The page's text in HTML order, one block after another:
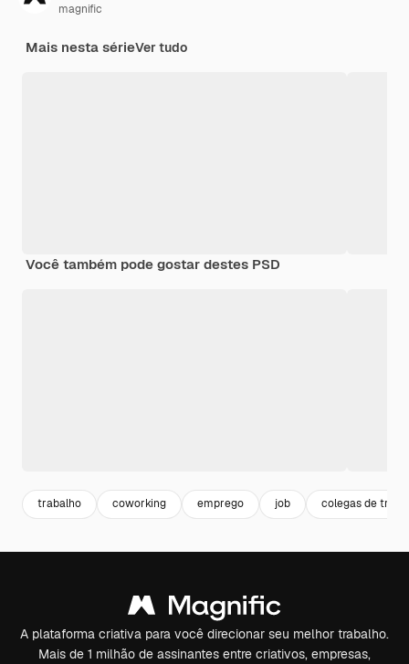
magnific
Mais nesta sérieVer tudo
Você também pode gostar destes PSD
trabalho coworking emprego job colegas de
A plataforma criativa para você direcionar seu melhor trabalho.
Mais de 1 milhão de assinantes entre criativos, empresas,